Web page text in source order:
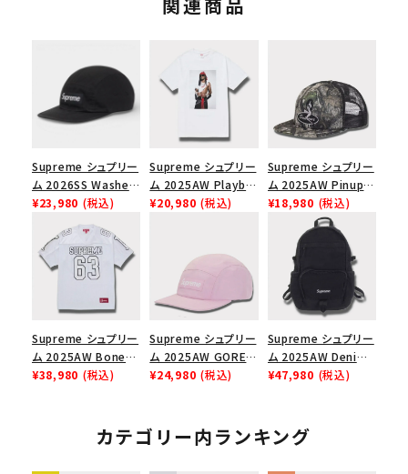
Supreme シュプリー
ム 2026SS Washed
Chino Twill Camp
ノツイル キャンプキャ
ップ ブラック
¥23,980 (税込)
Supreme シュプリー
ム 2025AW Playboi
Carti Tee プレイボ
¥20,980 (税込)
Supreme シュプリー
ム 2025AW Pinup
Mesh Back 5-Panel
Capピンアップ メッシ
ュバック 5パネルキャ
ップ トゥルーティン
バーHTC フォールカ
¥18,980 (税込)
Supreme シュプリー
ム 2025AW Bones
Football Jersey ボ
¥38,980 (税込)
Supreme シュプリー
ム 2025AW GORE-
TEX Zip Pocket
キャンプ キャップ ピ
ンク
¥24,980 (税込)
Supreme シュプリー
ム 2025AW Denim
Backpack デニム バ
¥47,980 (税込)
カテゴリー内ランキング